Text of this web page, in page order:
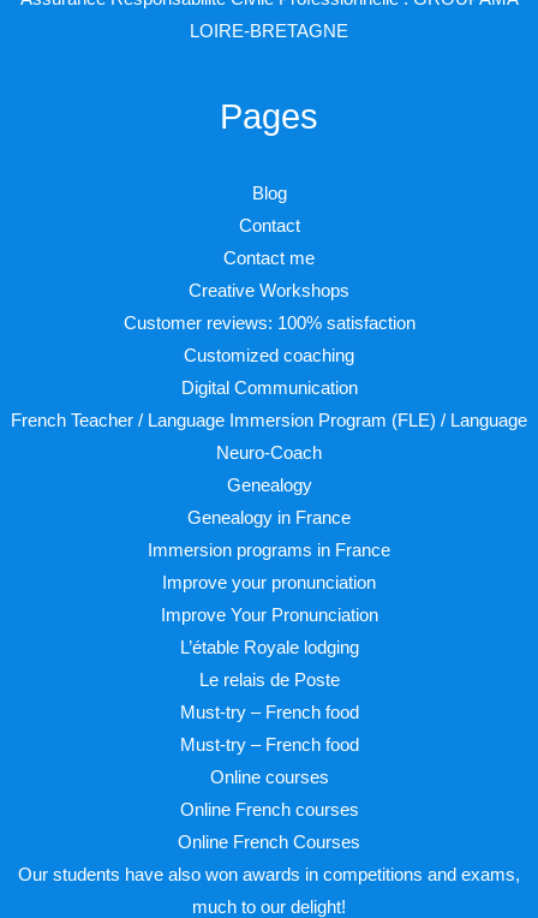
LOIRE-BRETAGNE
Pages
Blog
Contact
Contact me
Creative Workshops
Customer reviews: 100% satisfaction
Customized coaching
Digital Communication
French Teacher / Language Immersion Program (FLE) / Language
Neuro-Coach
Genealogy
Genealogy in France
Immersion programs in France
Improve your pronunciation
Improve Your Pronunciation
L’étable Royale lodging
Le relais de Poste
Must-try – French food
Must-try – French food
Online courses
Online French courses
Online French Courses
Our students have also won awards in competitions and exams,
much to our delight!